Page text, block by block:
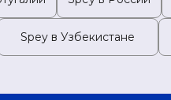
Spey в Узбекистане